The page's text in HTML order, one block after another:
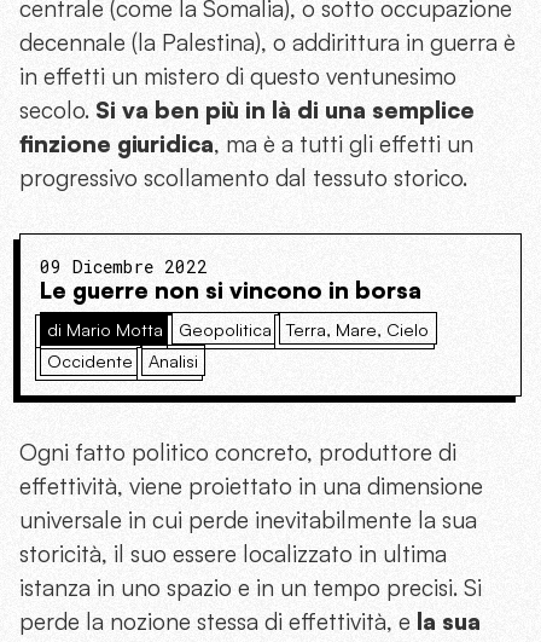
centrale (come la Somalia), o sotto occupazione
decennale (la Palestina), o addirittura in guerra è
in effetti un mistero di questo ventunesimo
secolo. Si va ben più in là di una semplice
finzione giuridica, ma è a tutti gli effetti un
progressivo scollamento dal tessuto storico.
09 Dicembre 2022
Le guerre non si vincono in borsa
di Mario Motta Geopolitica
Terra, Mare, Cielo
Occidente
Analisi
Ogni fatto politico concreto, produttore di
effettività, viene proiettato in una dimensione
universale in cui perde inevitabilmente la sua
storicità, il suo essere localizzato in ultima
istanza in uno spazio e in un tempo precisi. Si
perde la nozione stessa di effettività, e la sua